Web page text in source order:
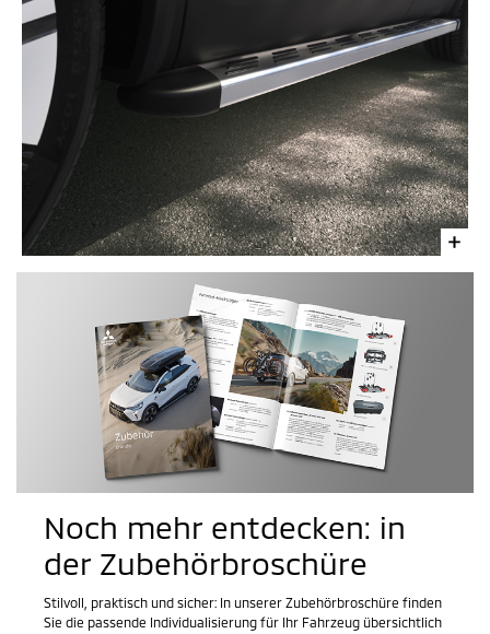
Noch mehr entdecken: in
der Zubehörbroschüre
Stilvoll, praktisch und sicher: In unserer Zubehörbroschüre finden
Sie die passende Individualisierung für Ihr Fahrzeug übersichtlich